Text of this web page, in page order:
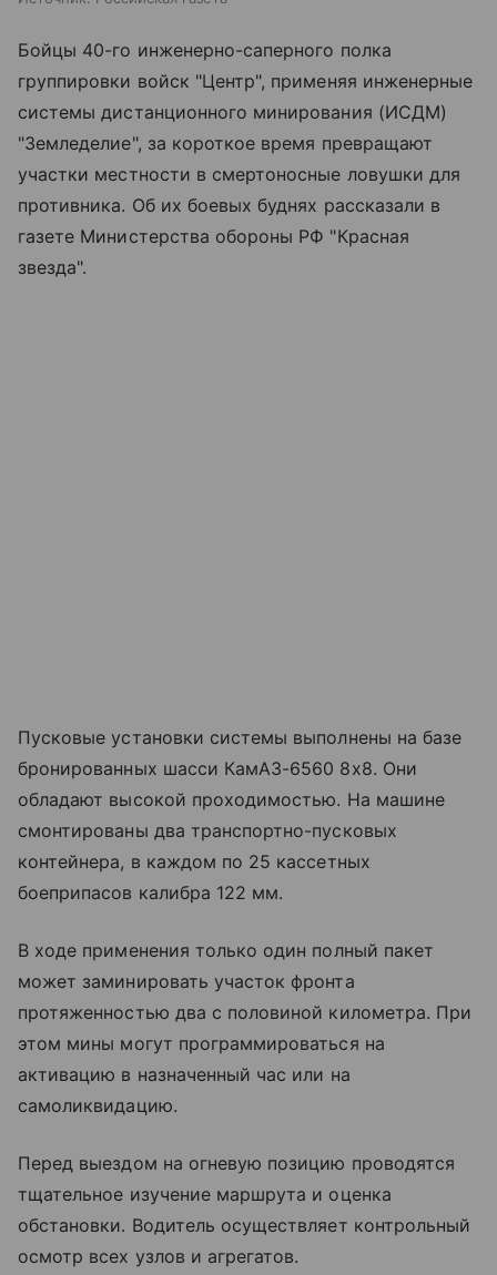
Бойцы 40-го инженерно-саперного полка
группировки войск "Центр", применяя инженерные
системы дистанционного минирования (ИСДМ)
"Земледелие", за короткое время превращают
участки местности в смертоносные ловушки для
противника. Об их боевых буднях рассказали в
газете Министерства обороны РФ "Красная
звезда".
Пусковые установки системы выполнены на базе
бронированных шасси КамАЗ-6560 8х8. Они
обладают высокой проходимостью. На машине
смонтированы два транспортно-пусковых
контейнера, в каждом по 25 кассетных
боеприпасов калибра 122 мм.
В ходе применения только один полный пакет
может заминировать участок фронта
протяженностью два с половиной километра. При
этом мины могут программироваться на
активацию в назначенный час или на
самоликвидацию.
Перед выездом на огневую позицию проводятся
тщательное изучение маршрута и оценка
обстановки. Водитель осуществляет контрольный
осмотр всех узлов и агрегатов.